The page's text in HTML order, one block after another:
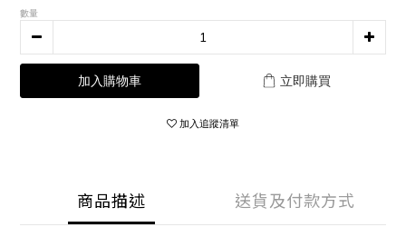
數量
加入購物車 立即購買
加入追蹤清單
商品描述 送貨及付款方式